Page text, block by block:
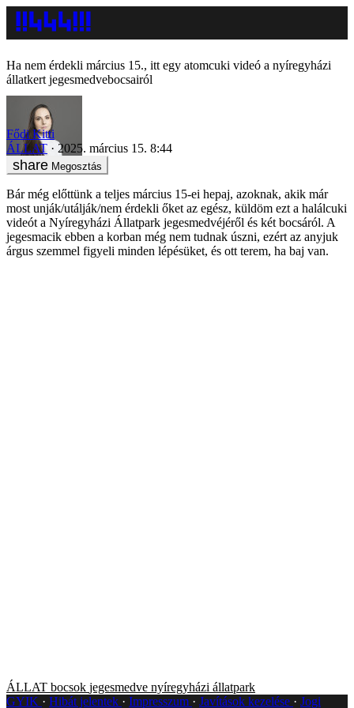
Ha nem érdekli március 15., itt egy atomcuki videó a nyíregyházi
állatkert jegesmedvebocsairól
Fődi Kitti
ÁLLAT
2025. március 15. 8:44
Megosztás
Bár még előttünk a teljes március 15-ei hepaj, azoknak, akik már
most unják/utálják/nem érdekli őket az egész, küldöm ezt a halálcuki
videót a Nyíregyházi Állatpark jegesmedvéjéről és két bocsáról. A
jegesmacik ebben a korban még nem tudnak úszni, ezért az anyjuk
árgus szemmel figyeli minden lépésüket, és ott terem, ha baj van.
ÁLLAT bocsok jegesmedve nyíregyházi állatpark
GYIK
Hibát jelentek Impresszum Javítások kezelése Jogi